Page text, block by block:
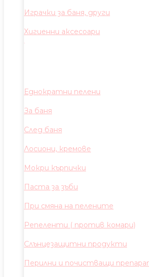
Играчки за баня, други
Хигиенни аксесоари
Еднократни пелени
За баня
След баня
Лосиони, кремове
Мокри кърпички
Паста за зъби
При смяна на пелените
Репеленти ( против комари)
Слънцезащитни продукти
Перилни и почистващи